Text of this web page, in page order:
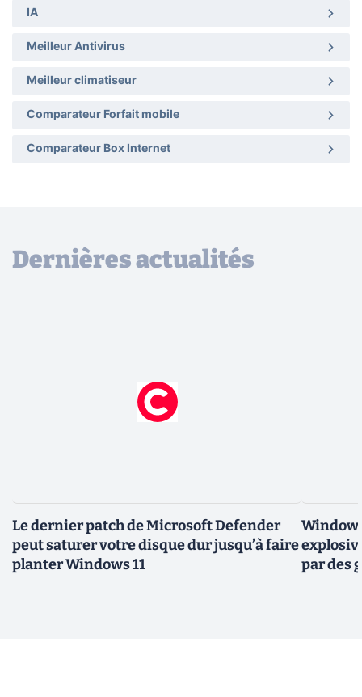
IA
Meilleur Antivirus
Meilleur climatiseur
Comparateur Forfait mobile
Comparateur Box Internet
Dernières actualités
Le dernier patch de Microsoft Defender
peut saturer votre disque dur jusqu’à faire
planter Windows 11
par des